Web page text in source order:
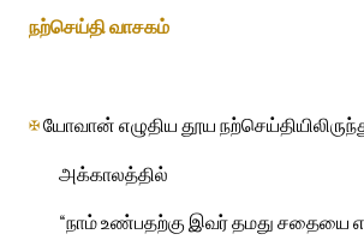
நற்செய்தி வாசகம்
✠யோவான் எழுதிய தூய
அக்காலத்தில்
“நாம் உண்பதற்கு இவர் தமது சதையை